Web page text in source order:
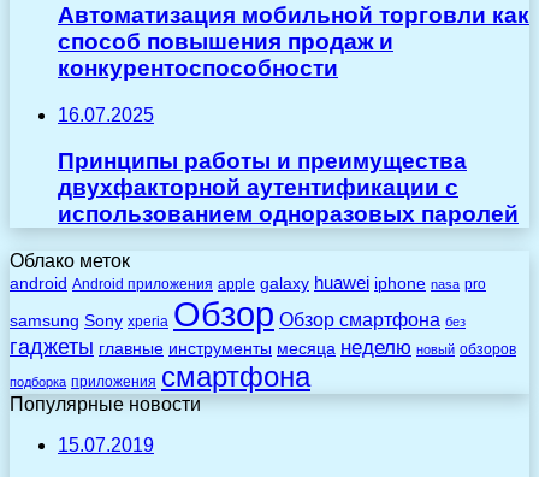
Автоматизация мобильной торговли как
способ повышения продаж и
конкурентоспособности
16.07.2025
Принципы работы и преимущества
двухфакторной аутентификации с
использованием одноразовых паролей
Облако меток
android Android приложения apple galaxy huawei iphone nasa pro
samsung Sony xperia Обзор Обзор смартфона без
гаджеты главные инструменты месяца неделю новый обзоров
подборка приложения смартфона
Популярные новости
15.07.2019